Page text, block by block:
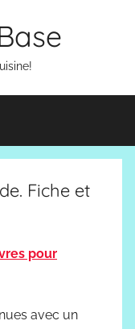
Fiche et
pour
avec un